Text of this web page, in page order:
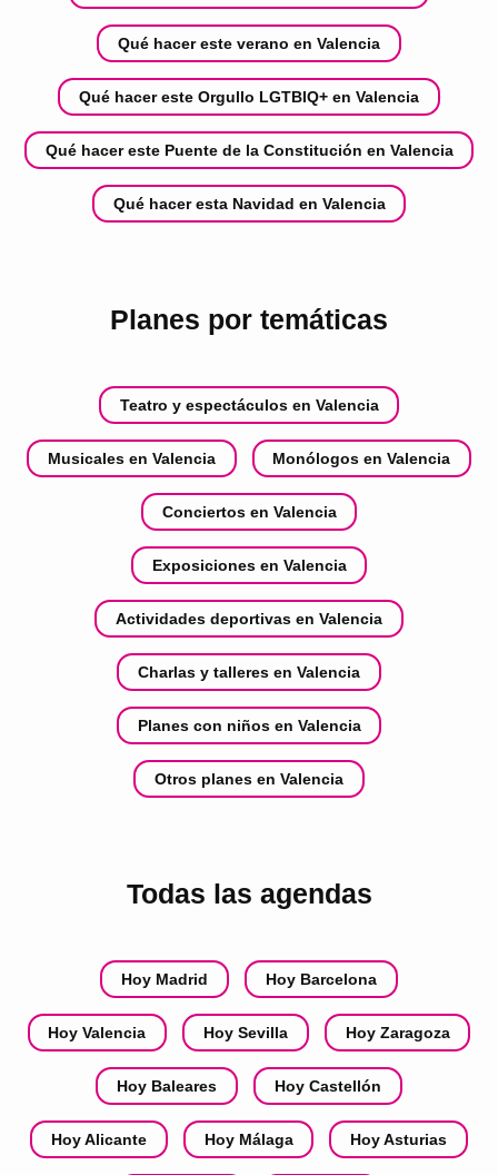
Qué hacer este verano en Valencia
Qué hacer este Orgullo LGTBIQ+ en Valencia
Qué hacer este Puente de la Constitución en Valencia
Qué hacer esta Navidad en Valencia
Planes por temáticas
Teatro y espectáculos en Valencia
Musicales en Valencia Monólogos en Valencia
Conciertos en Valencia
Exposiciones en Valencia
Actividades deportivas en Valencia
Charlas y talleres en Valencia
Planes con niños en Valencia
Otros planes en Valencia
Todas las agendas
Hoy Madrid Hoy Barcelona
Hoy Valencia Hoy Sevilla Hoy Zaragoza
Hoy Baleares Hoy Castellón
Hoy Alicante Hoy Málaga Hoy Asturias